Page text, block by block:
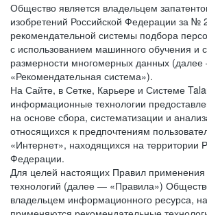
Общество является владельцем
изобретений Российской Федерации за №
рекомендательной системы подбора
с использованием машинного обучения и
размерности многомерных данных
«Рекомендательная система»).
На Сайте, в Сетке, Карьере и Системе
информационные технологии
на основе сбора, систематизации и
относящихся к предпочтениям
«Интернет», находящихся на территории
Федерации.
Для целей настоящих Правил
технологий (далее — «Правила»)
владельцем информационного ресурса,